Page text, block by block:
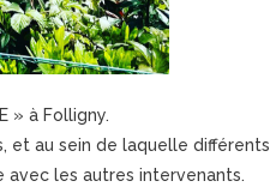
» à Folligny.
et au sein de laquelle différents
les autres intervenants.